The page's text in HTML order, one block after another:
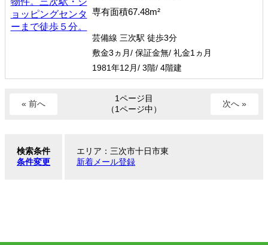
専有面積67.48m²
芸備線 三次駅 徒歩3分
敷金3ヵ月/ 保証金無/ 礼金1ヵ月
1981年12月/ 3階/ 4階建
« 前へ
1ページ目
（1ページ中）
次へ »
検索条件
条件変更
エリア：三次市十日市東
新着メール登録